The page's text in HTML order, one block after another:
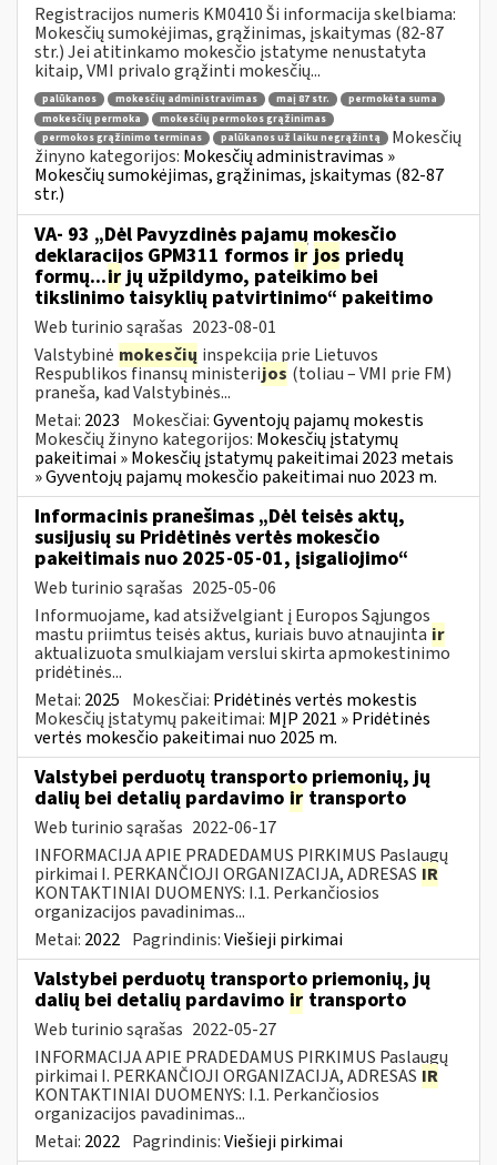
Registracijos numeris KM0410 Ši informacija skelbiama:
Mokesčių sumokėjimas, grąžinimas, įskaitymas (82-87
str.) Jei atitinkamo mokesčio įstatyme nenustatyta
kitaip, VMI privalo grąžinti mokesčių...
palūkanos mokesčių administravimas maį 87 str.
permokėta suma
mokesčių permoka
mokesčių permokos grąžinimas
permokos grąžinimo terminas
palūkanos už laiku negrąžintą
Mokesčių
žinyno kategorijos: Mokesčių administravimas »
Mokesčių sumokėjimas, grąžinimas, įskaitymas (82-87
str.)
VA- 93 „Dėl Pavyzdinės pajamų mokesčio
deklaracijos GPM311 formos ir jos priedų
formų...irjų užpildymo, pateikimo bei
tikslinimo taisyklių patvirtinimo“ pakeitimo
Web turinio sąrašas 2023-08-01
Valstybinė mokesčių inspekcija prie Lietuvos
Respublikos finansų ministerijos (toliau – VMI prie FM)
praneša, kad Valstybinės...
Metai: 2023 Mokesčiai:Gyventojų pajamų mokestis
Mokesčių žinyno kategorijos: Mokesčių įstatymų
pakeitimai » Mokesčių įstatymų pakeitimai 2023 metais
» Gyventojų pajamų mokesčio pakeitimai nuo 2023 m.
Informacinis pranešimas „Dėl teisės aktų,
susijusių su Pridėtinės vertės mokesčio
pakeitimais nuo 2025-05-01, įsigaliojimo“
Web turinio sąrašas 2025-05-06
Informuojame, kad atsižvelgiant į Europos Sąjungos
mastu priimtus teisės aktus, kuriais buvo atnaujinta ir
aktualizuota smulkiajam verslui skirta apmokestinimo
pridėtinės...
Metai: 2025 Mokesčiai: Pridėtinės vertės mokestis
Mokesčių įstatymų pakeitimai: MĮP 2021 » Pridėtinės
vertės mokesčio pakeitimai nuo 2025 m.
Valstybei perduotų transporto priemonių, jų
dalių bei detalių pardavimo ir transporto
Web turinio sąrašas 2022-06-17
INFORMACIJA APIE PRADEDAMUS PIRKIMUS Paslaugų
pirkimai I. PERKANČIOJI ORGANIZACIJA, ADRESAS IR
KONTAKTINIAI DUOMENYS: I.1. Perkančiosios
organizacijos pavadinimas...
Metai: 2022 Pagrindinis:Viešieji pirkimai
Valstybei perduotų transporto priemonių, jų
dalių bei detalių pardavimo ir transporto
Web turinio sąrašas 2022-05-27
INFORMACIJA APIE PRADEDAMUS PIRKIMUS Paslaugų
pirkimai I. PERKANČIOJI ORGANIZACIJA, ADRESAS IR
KONTAKTINIAI DUOMENYS: I.1. Perkančiosios
organizacijos pavadinimas...
Metai: 2022 Pagrindinis:Viešieji pirkimai